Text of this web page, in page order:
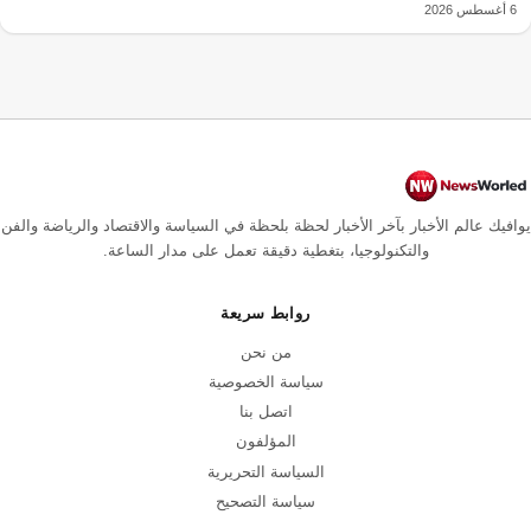
6 أغسطس 2026
يوافيك عالم الأخبار بآخر الأخبار لحظة بلحظة في السياسة والاقتصاد والرياضة والفن
والتكنولوجيا، بتغطية دقيقة تعمل على مدار الساعة.
روابط سريعة
من نحن
سياسة الخصوصية
اتصل بنا
المؤلفون
السياسة التحريرية
سياسة التصحيح